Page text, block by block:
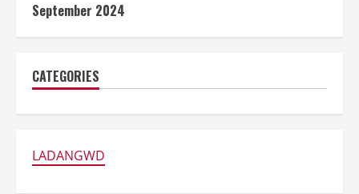
September 2024
CATEGORIES
LADANGWD